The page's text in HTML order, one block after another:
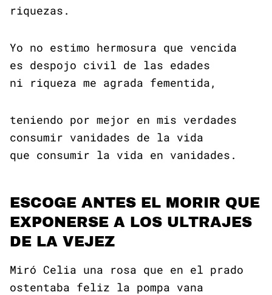
riquezas.
Yo no estimo hermosura que vencida
es despojo civil de las edades
ni riqueza me agrada fementida,
teniendo por mejor en mis verdades
consumir vanidades de la vida
que consumir la vida en vanidades.
ESCOGE ANTES EL MORIR QUE
EXPONERSE A LOS ULTRAJES
DE LA VEJEZ
Miró Celia una rosa que en el prado
ostentaba feliz la pompa vana